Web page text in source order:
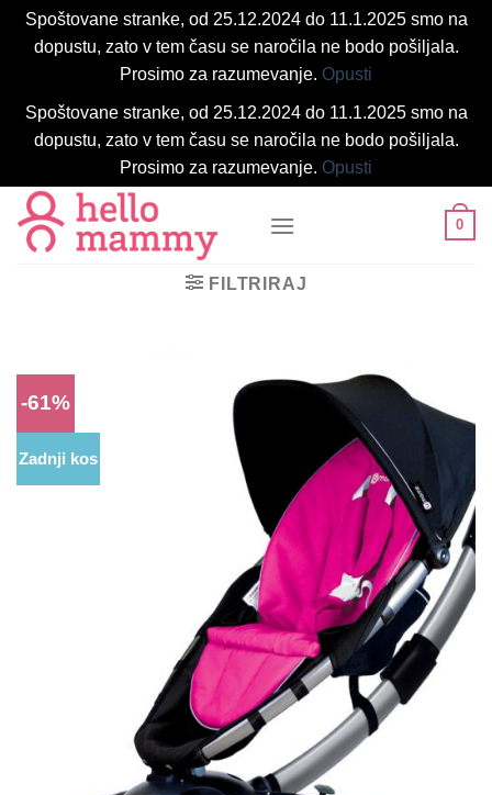
Spoštovane stranke, od 25.12.2024 do 11.1.2025 smo na
dopustu, zato v tem času se naročila ne bodo pošiljala.
Prosimo za razumevanje. Opusti
Spoštovane stranke, od 25.12.2024 do 11.1.2025 smo na
dopustu, zato v tem času se naročila ne bodo pošiljala.
Prosimo za razumevanje. Opusti
Skoči
na
vsebino
0
FILTRIRAJ
-61%
Zadnji kos